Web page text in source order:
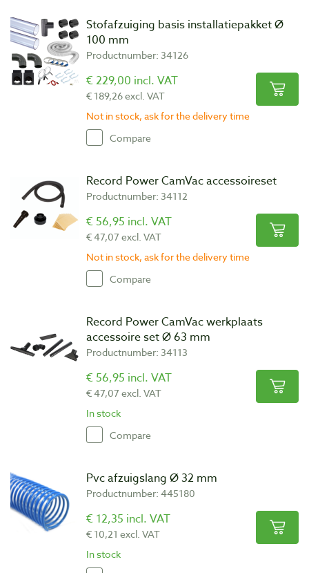
Stofafzuiging basis installatiepakket Ø
100 mm
Productnumber: 34126
€ 229,00 incl. VAT
€ 189,26 excl. VAT
Not in stock, ask for the delivery time
Compare
Record Power CamVac accessoireset
Productnumber: 34112
€ 56,95 incl. VAT
€ 47,07 excl. VAT
Not in stock, ask for the delivery time
Compare
Record Power CamVac werkplaats
accessoire set Ø 63 mm
Productnumber: 34113
€ 56,95 incl. VAT
€ 47,07 excl. VAT
In stock
Compare
Pvc afzuigslang Ø 32 mm
Productnumber: 445180
€ 12,35 incl. VAT
€ 10,21 excl. VAT
In stock